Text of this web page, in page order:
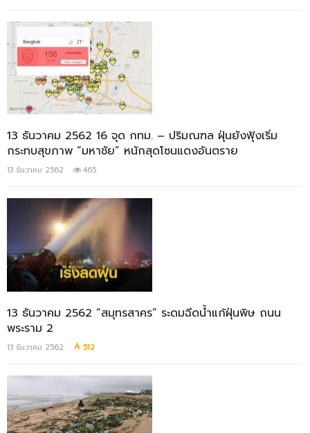
13 ธันวาคม 2562 16 จุด กทม. – ปริมณฑล ฝุ่นยังฟุ้งเริ่ม
กระทบสุขภาพ “มหาชัย” หนักสุดโซนแดงอันตราย
13 ธันวาคม 2562 465
13 ธันวาคม 2562 “สมุทรสาคร” ระดมฉีดน้ำแก้ฝุ่นพิษ ถนน
พระราม 2
13 ธันวาคม 2562 512